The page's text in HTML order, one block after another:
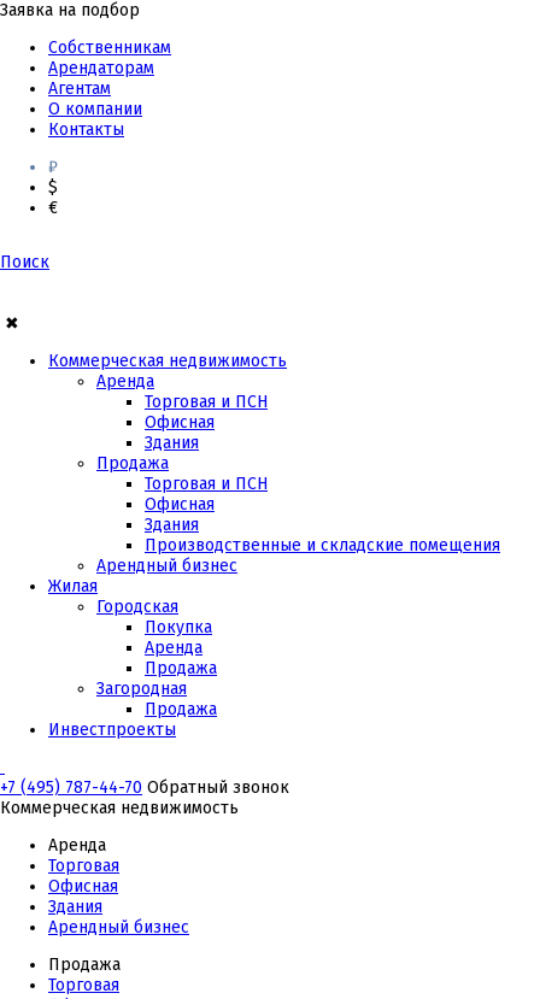
Заявка на подбор
Собственникам
Арендаторам
Агентам
О компании
Контакты
₽
$
€
Поиск
✖
Коммерческая недвижимость
Аренда
Торговая и ПСН
Офисная
Здания
Продажа
Торговая и ПСН
Офисная
Здания
Производственные и складские помещения
Арендный бизнес
Жилая
Городская
Покупка
Аренда
Продажа
Загородная
Продажа
Инвестпроекты
+7 (495) 787-44-70 Обратный звонок
Коммерческая недвижимость
Аренда
Торговая
Офисная
Здания
Арендный бизнес
Продажа
Торговая